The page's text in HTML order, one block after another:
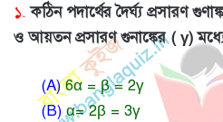
১. কঠিন পদার্থের দৈর্ঘ্য প্রসারণ
ও আয়তন প্রসারণ গুনাঙ্কের ( γ)
(A)6α = β = 2γ
(B)α= 2β = 3γ